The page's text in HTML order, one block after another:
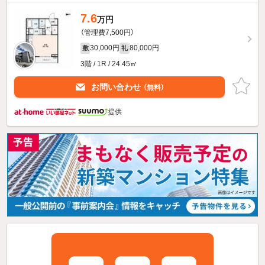
7.6万円
（管理費7,500円）
敷 30,000円 礼 80,000円
3階 / 1R / 24.45㎡
お問い合わせ （無料）
提供